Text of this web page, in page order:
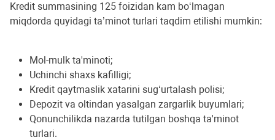
Kredit summasining 125 foizidan kam bo‘lmagan
miqdorda quyidagi ta’minot turlari taqdim etilishi mumkin:
Mol-mulk ta'minoti;
Uchinchi shaxs kafilligi;
Kredit qaytmaslik xatarini sug‘urtalash polisi;
Depozit va oltindan yasalgan zargarlik buyumlari;
Qonunchilikda nazarda tutilgan boshqa ta'minot
turlari.